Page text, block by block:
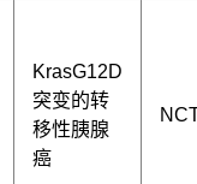
KrasG12D
突变的转
移性胰腺
癌